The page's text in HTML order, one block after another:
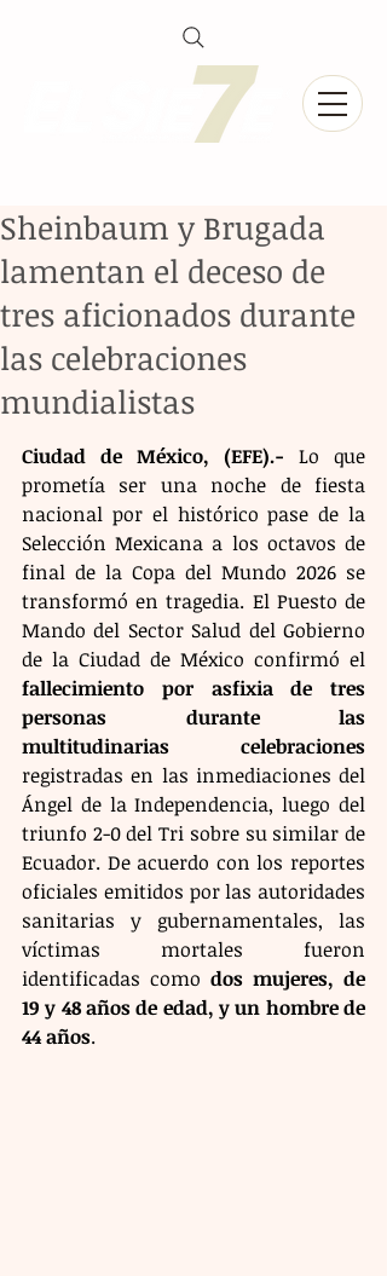
Sheinbaum y Brugada
lamentan el deceso de
tres aficionados durante
las celebraciones
mundialistas
Ciudad de México, (EFE).- Lo que
prometía ser una noche de fiesta
nacional por el histórico pase de la
Selección Mexicana a los octavos de
final de la Copa del Mundo 2026 se
transformó en tragedia. El Puesto de
Mando del Sector Salud del Gobierno
fallecimiento por asfixia de tres
personas durante las
multitudinarias celebraciones
registradas en las inmediaciones del
Ángel de la Independencia, luego del
triunfo 2-0 del Tri sobre su similar de
Ecuador. De acuerdo con los reportes
oficiales emitidos por las autoridades
sanitarias y gubernamentales, las
víctimas mortales fueron
identificadas como dos mujeres, de
19 y 48 años de edad, y un hombre de
44 años.